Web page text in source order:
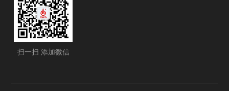
扫一扫 添加微信